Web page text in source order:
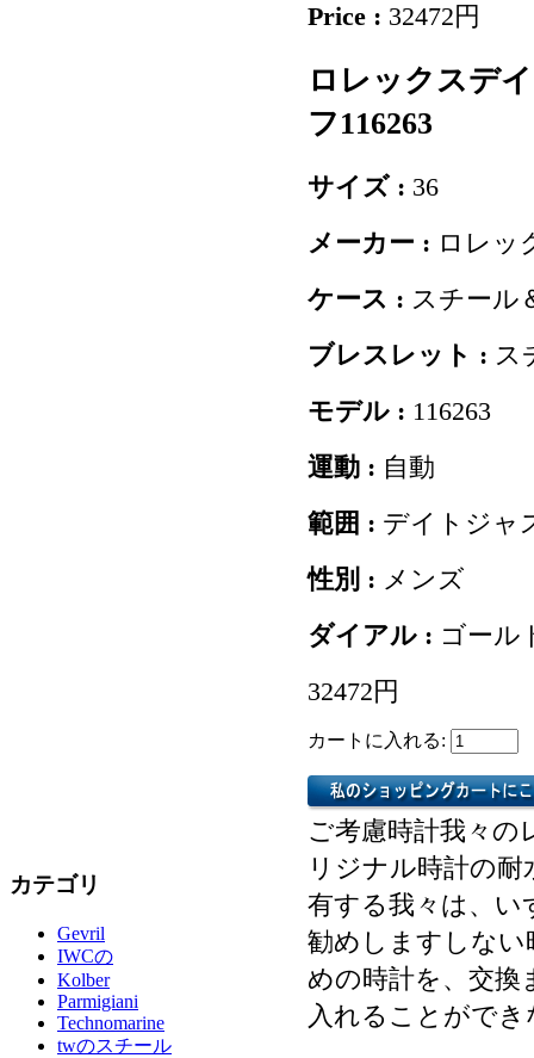
カテゴリ
Gevril
IWCの
Kolber
Parmigiani
Technomarine
twのスチール
Price : 32472円
ロレックスデ
フ116263
サイズ : 36
メーカー : ロレッ
ケース : スチール
ブレスレット : ス
モデル : 116263
運動 : 自動
範囲 : デイトジャ
性別 : メンズ
ダイアル : ゴール
32472円
カートに入れる:
ご考慮時計我々
リジナル時計の
有する我々は、い
勧めしますしない
めの時計を、交換
入れることがで